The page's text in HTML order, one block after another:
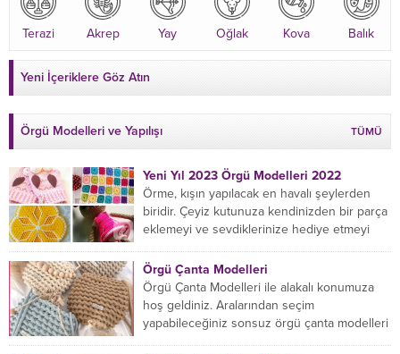
Terazi Akrep Yay Oğlak Kova Balık
Yeni İçeriklere Göz Atın
Örgü Modelleri ve Yapılışı TÜMÜ
Yeni Yıl 2023 Örgü Modelleri 2022
Örme, kışın yapılacak en havalı şeylerden
biridir. Çeyiz kutunuza kendinizden bir parça
eklemeyi ve sevdiklerinize hediye etmeyi
Örgü Çanta Modelleri
Örgü Çanta Modelleri ile alakalı konumuza
hoş geldiniz. Aralarından seçim
yapabileceğiniz sonsuz örgü çanta modelleri